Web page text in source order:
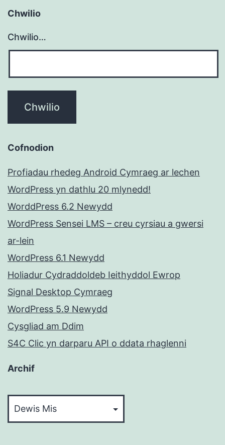
Chwilio
Chwilio…
Cofnodion
Profiadau rhedeg Android Cymraeg ar lechen
WordPress yn dathlu 20 mlynedd!
WorddPress 6.2 Newydd
WordPress Sensei LMS – creu cyrsiau a gwersi
ar-lein
WordPress 6.1 Newydd
Holiadur Cydraddoldeb Ieithyddol Ewrop
Signal Desktop Cymraeg
WordPress 5.9 Newydd
Cysgliad am Ddim
S4C Clic yn darparu API o ddata rhaglenni
Archif